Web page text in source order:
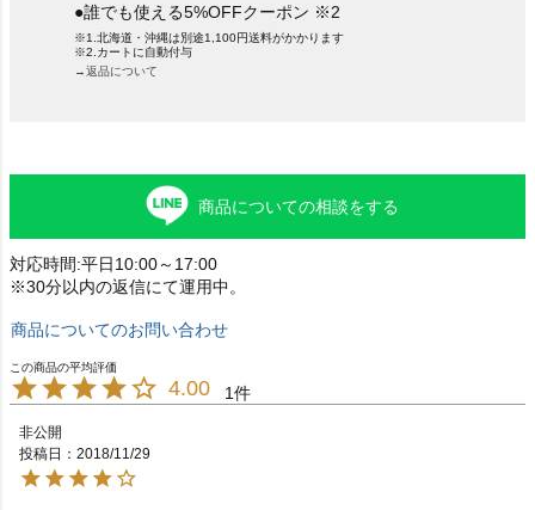
●誰でも使える5%OFFクーポン ※2
※1.北海道・沖縄は別途1,100円送料がかかります
※2.カートに自動付与
→返品について
商品についての相談をする
対応時間:平日10:00～17:00
※30分以内の返信にて運用中。
商品についてのお問い合わせ
4.00 1
非公開
投稿日
2018/11/29